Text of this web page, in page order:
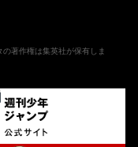
著作権は集英社が保有しま